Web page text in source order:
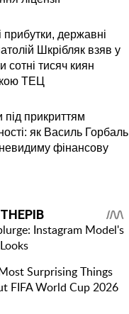
прибутки, державні
Шкрібляк взяв у
сотні тисяч киян
ТЕЦ
під прикриттям
як Василь Горбаль
фінансову